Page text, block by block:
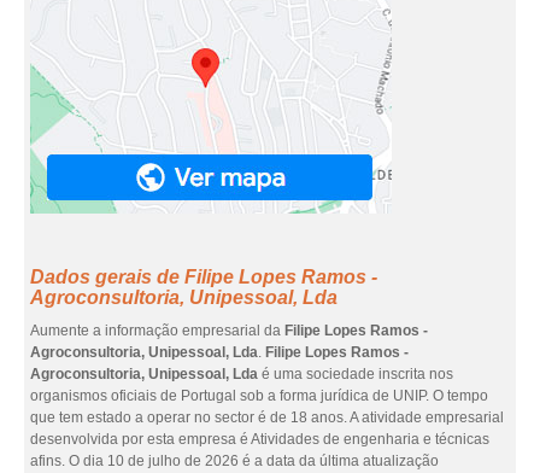
Dados gerais de Filipe Lopes Ramos -
Agroconsultoria, Unipessoal, Lda
Aumente a informação empresarial da Filipe Lopes Ramos -
Agroconsultoria, Unipessoal, Lda. Filipe Lopes Ramos -
Agroconsultoria, Unipessoal, Lda é uma sociedade inscrita nos
organismos oficiais de Portugal sob a forma jurídica de UNIP. O tempo
que tem estado a operar no sector é de 18 anos. A atividade empresarial
desenvolvida por esta empresa é Atividades de engenharia e técnicas
afins. O dia 10 de julho de 2026 é a data da última atualização